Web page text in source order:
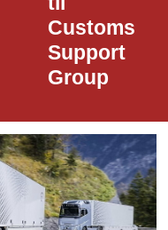
i Narvik
Havn